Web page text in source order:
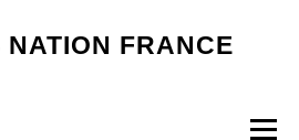
NATION FRANCE
Menu